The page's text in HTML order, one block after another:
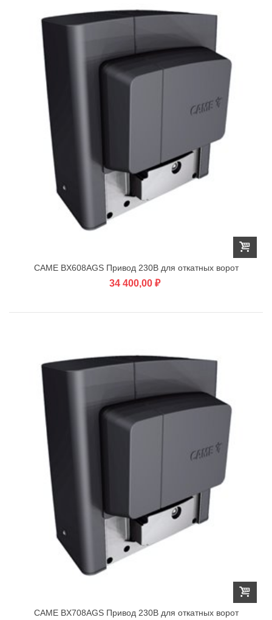
CAME BX608AGS Привод 230В для откатных ворот
34 400,00 ₽
CAME BX708AGS Привод 230В для откатных ворот